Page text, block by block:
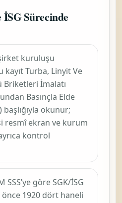
Sürecinde
kuruluşu
kayıtTurba, Linyit Ve
Briketleri İmalatı
Basınçla Elde
başlığıyla okunur;
resmî ekran ve kurum
kontrol
SSS’ye göre SGK/İSG
önce 1920 dört haneli